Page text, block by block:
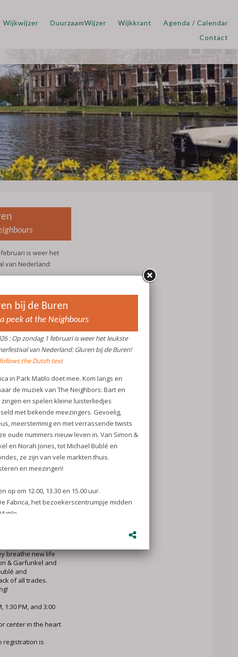
Wijkwijzer DuurzaamWijzer Wijkkrant
Agenda / Calendar
Contact
is weer het
van Nederland:
mee. Kom langs
van The Neighbors:
spelen kleine
met bekende
twists
nieuw leven in. Van
Jones, tot
en 15.00 uur.
je niet aan te
Peeking at
Come by
breathe new life
& Garfunkel and
and
of all trades.
1:30 PM, and 3:00
center in the heart
registration is